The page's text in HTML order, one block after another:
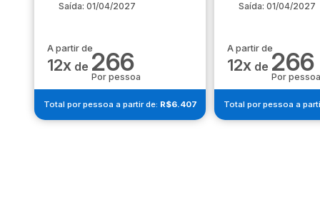
Saída: 01/04/2027
A partir de
12x de 266
Por pessoa
Total por pessoa a partir de: R$6.407
Saída: 01/04/2027
A partir de
12x de 266
Por pessoa
Total por pessoa a